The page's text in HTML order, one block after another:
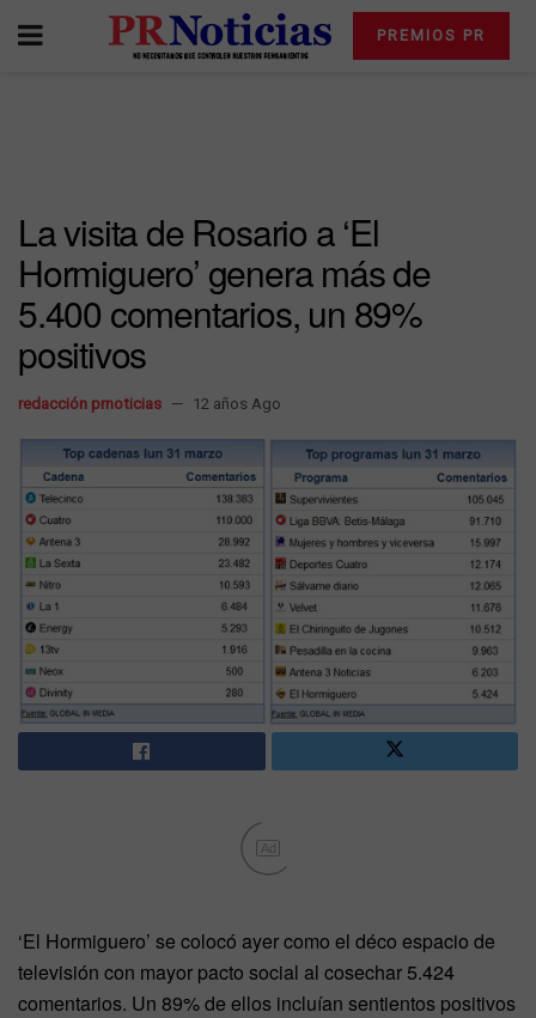
PREMIOS PR
La visita de Rosario a ‘El
Hormiguero’ genera más de
5.400 comentarios, un 89%
positivos
redacción prnoticias 12 años Ago
Ad
‘El Hormiguero’ se colocó ayer como el déco espacio de
televisión con mayor pacto social al cosechar 5.424
comentarios. Un 89% de ellos incluían sentientos positivos